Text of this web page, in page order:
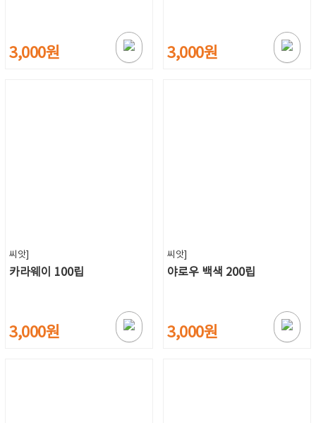
3,000원 3,000원
씨앗]
카라웨이 100립
3,000원
씨앗]
야로우 백색 200립
3,000원